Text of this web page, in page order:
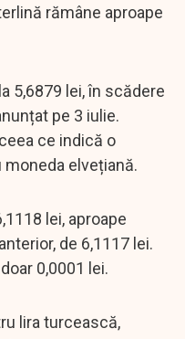
rămâne aproape
5,6879 lei, în scădere
pe 3 iulie.
ce indică o
moneda elvețiană.
lei, aproape
de 6,1117 lei.
0,0001 lei.
lira turcească,